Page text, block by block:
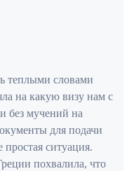
теплыми словами
на какую визу нам с
без мучений на
для подачи
ситуация.
похвалила, что